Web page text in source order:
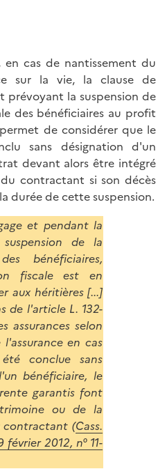
cas de nantissement du
sur la vie, la clause de
prévoyant la suspension de
des bénéficiaires au profit
de considérer que le
sans désignation d'un
devant alors être intégré
contractant si son décès
durée de cette suspension.
et pendant la
de la
bénéficiaires,
fiscale est en
aux héritières [...]
de l'article L. 132-
assurances selon
en cas
conclue sans
bénéficiaire, le
garantis font
ou de la
contractant (Cass.
2012, n° 11-